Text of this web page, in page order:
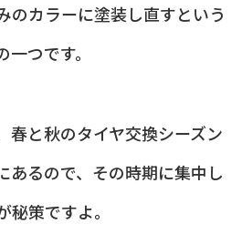
のカラーに塗装し直すという
つです。
春と秋のタイヤ交換シーズン
あるので、その時期に集中し
策ですよ。